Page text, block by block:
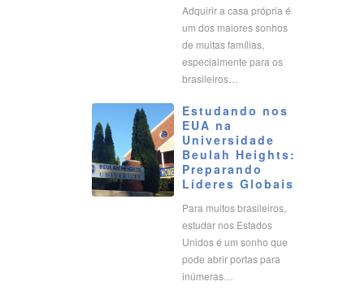
Adquirir a casa própria é
um dos maiores sonhos
de muitas famílias,
especialmente para os
brasileiros…
Estudando nos
EUA na
Universidade
Beulah Heights:
Preparando
Líderes Globais
Para muitos brasileiros,
estudar nos Estados
Unidos é um sonho que
pode abrir portas para
inúmeras…